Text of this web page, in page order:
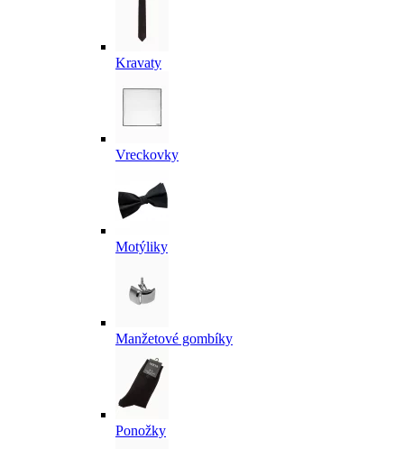
Kravaty
Vreckovky
Motýliky
Manžetové gombíky
Ponožky